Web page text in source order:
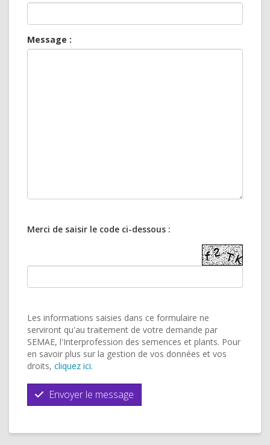
Message :
Merci de saisir le code ci-dessous :
Les informations saisies dans ce formulaire ne
serviront qu'au traitement de votre demande par
SEMAE, l'Interprofession des semences et plants. Pour
en savoir plus sur la gestion de vos données et vos
droits, cliquez ici.
Envoyer le message